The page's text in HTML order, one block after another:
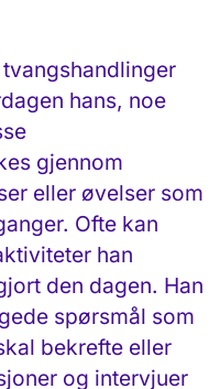
hans, noe
gjennom
eller øvelser som
Ofte kan
han
den dagen. Han
spørsmål som
bekrefte eller
og intervjuer